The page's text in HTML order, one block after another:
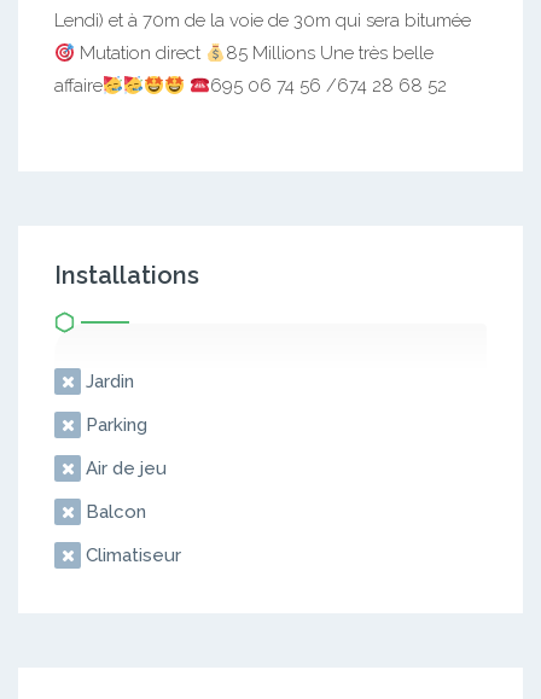
Lendi) et à 70m de la voie de 30m qui sera bitumée
Mutation direct
85 Millions Une très belle
affaire
695 06 74 56 /674 28 68 52
Installations
Jardin
Parking
Air de jeu
Balcon
Climatiseur